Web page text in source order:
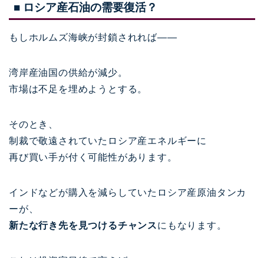
■ ロシア産石油の需要復活？
もしホルムズ海峡が封鎖されれば――
湾岸産油国の供給が減少。
市場は不足を埋めようとする。
そのとき、
制裁で敬遠されていたロシア産エネルギーに
再び買い手が付く可能性があります。
インドなどが購入を減らしていたロシア産原油タンカ
ーが、
新たな行き先を見つけるチャンスにもなります。